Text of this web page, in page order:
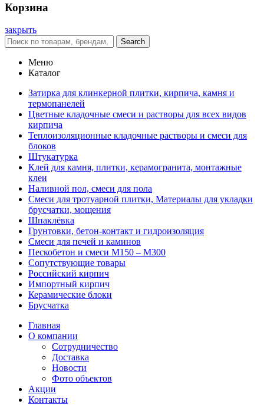
Корзина
закрыть
Search
Меню
Каталог
Затирка для клинкерной плитки, кирпича, камня и
термопанелей
Цветные кладочные смеси и растворы для всех видов
кирпича
Теплоизоляционные кладочные растворы и смеси для
блоков
Штукатурка
Клей для камня, плитки, керамогранита, монтажные
клеи
Наливной пол, смеси для пола
Смеси для тротуарной плитки, Материалы для укладки
брусчатки, мощения
Шпаклёвка
Грунтовки, бетон-контакт и гидроизоляция
Смеси для печей и каминов
Пескобетон и смеси М150 – М300
Сопутствующие товары
Российский кирпич
Импортный кирпич
Керамические блоки
Брусчатка
Главная
О компании
Сотрудничество
Доставка
Новости
Фото объектов
Акции
Контакты